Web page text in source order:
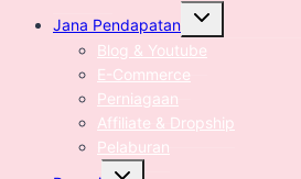
Jana Pendapatan
Expand
menu
Blog & Youtube
E-Commerce
Perniagaan
Affiliate & Dropship
Pelaburan
Expand